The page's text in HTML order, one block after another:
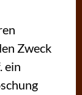
Zweck
ein